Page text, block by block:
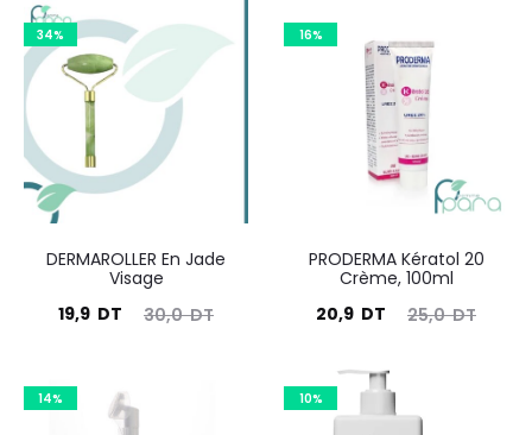
34%
DERMAROLLER En Jade
Visage
30,0DT
Le
initial
était :
19,9 DT
Le
actuel
16%
PRODERMA Kératol 20
Crème, 100ml
25,0DT
Le
initial
était :
20,9 DT
actuel
14% 10%